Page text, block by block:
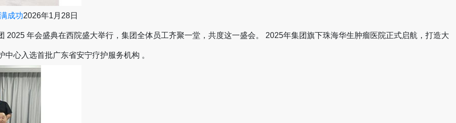
成功2026年1月28日
2025 年会盛典在西院盛大举行，集团全体员工齐聚一堂，共度这一盛会。 2025年集团旗下珠海华生肿瘤医院正式启航，打造大
心入选首批广东省安宁疗护服务机构 。